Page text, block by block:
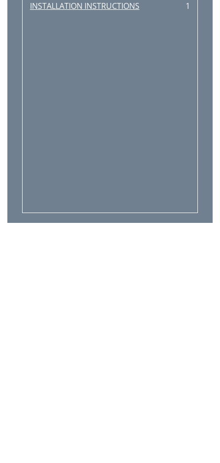
INSTALLATION INSTRUCTIONS
1